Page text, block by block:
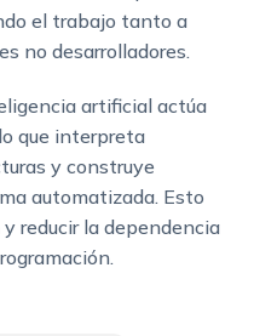
el trabajo tanto a
no desarrolladores.
artificial actúa
que interpreta
y construye
automatizada. Esto
reducir la dependencia